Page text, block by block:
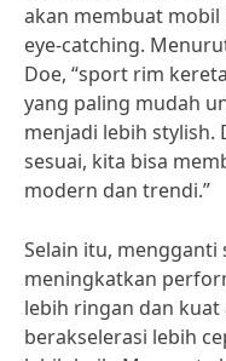
akan membuat
eye-catching.
Doe, “sport rim
yang paling mudah
menjadi lebih stylish.
sesuai, kita bisa
modern dan trendi.”
Selain itu,
meningkatkan
lebih ringan dan
berakselerasi lebih